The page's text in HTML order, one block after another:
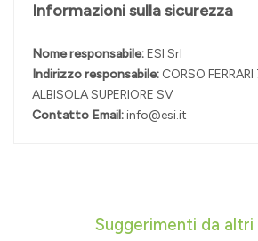
Informazioni sulla sicurezza
Nome responsabile:ESI Srl
Indirizzo responsabile: CORSO
ALBISOLA SUPERIORE SV
Contatto Email:info@esi.it
Suggerimenti da